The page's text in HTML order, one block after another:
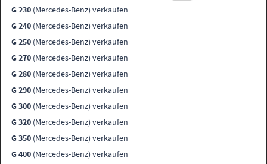
G 230 (Mercedes-Benz) verkaufen
G 240 (Mercedes-Benz) verkaufen
G 250 (Mercedes-Benz) verkaufen
G 270 (Mercedes-Benz) verkaufen
G 280 (Mercedes-Benz) verkaufen
G 290 (Mercedes-Benz) verkaufen
G 300 (Mercedes-Benz) verkaufen
G 320 (Mercedes-Benz) verkaufen
G 350 (Mercedes-Benz) verkaufen
G 400 (Mercedes-Benz) verkaufen